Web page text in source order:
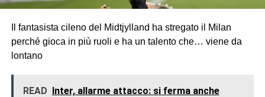
Il fantasista cileno del Midtjylland ha stregato il Milan
perché gioca in più ruoli e ha un talento che… viene da
lontano
READ Inter, allarme attacco: si ferma anche